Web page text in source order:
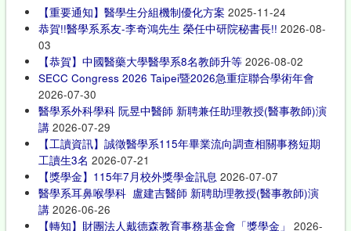
【重要通知】醫學生分組機制優化方案 2025-11-24
恭賀!!醫學系系友-李奇鴻先生 榮任中研院秘書長!! 2026-08-
03
【恭賀】中國醫藥大學醫學系8名教師升等 2026-08-02
SECC Congress 2026 Taipei暨2026急重症聯合學術年會
2026-07-30
醫學系外科學科 阮昱中醫師 新聘兼任助理教授(醫事教師)演
講 2026-07-29
【工讀資訊】誠徵醫學系115年畢業流向調查相關事務短期
工讀生3名 2026-07-21
【獎學金】115年7月校外獎學金訊息 2026-07-07
醫學系耳鼻喉學科 盧建吉醫師 新聘助理教授(醫事教師)演
講 2026-06-26
【轉知】財團法人戴德森教育事務基金會「獎學金」
2026-